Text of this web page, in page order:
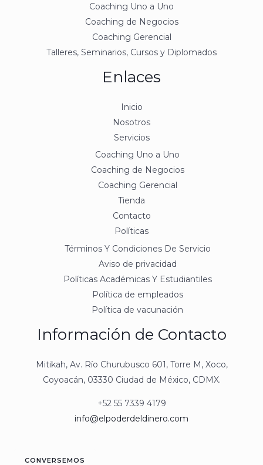
Coaching Uno a Uno
Coaching de Negocios
Coaching Gerencial
Talleres, Seminarios, Cursos y Diplomados
Enlaces
Inicio
Nosotros
Servicios
Coaching Uno a Uno
Coaching de Negocios
Coaching Gerencial
Tienda
Contacto
Políticas
Términos Y Condiciones De Servicio
Aviso de privacidad
Políticas Académicas Y Estudiantiles
Política de empleados
Política de vacunación
Información de Contacto
Mitikah, Av. Río Churubusco 601, Torre M, Xoco,
Coyoacán, 03330 Ciudad de México, CDMX.
+52 55 7339 4179
info@elpoderdeldinero.com
CONVERSEMOS